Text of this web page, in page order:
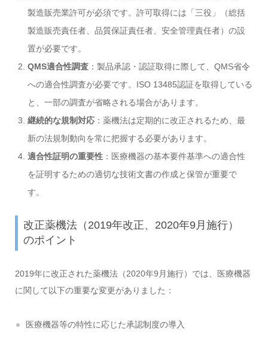
製造販売業許可が必須です。許可取得には「三役」（総括
製造販売責任者、品質保証責任者、安全管理責任者）の設
置が必要です。
QMS適合性調査：製品承認・認証取得に際して、QMS省令
への適合性調査が必要です。ISO 13485認証を取得している
と、一部の調査が省略される場合があります。
継続的な規制対応：薬機法は定期的に改正されるため、最
新の法規制動向を常に把握する必要があります。
適合性証明の重要性：医療機器の基本要件基準への適合性
を証明するための適切な技術文書の作成と保管が重要で
す。
改正薬機法（2019年改正、2020年9月施行）
のポイント
2019年に改正された薬機法（2020年9月施行）では、医療機器
に関して以下の重要な変更がありました：
医療機器等の特性に応じた承認制度の導入